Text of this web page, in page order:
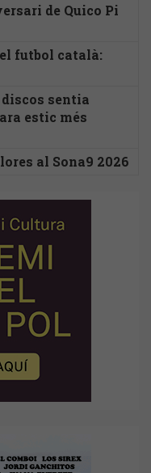
de Quico Pi
futbol català:
sentia
estic més
al Sona9 2026